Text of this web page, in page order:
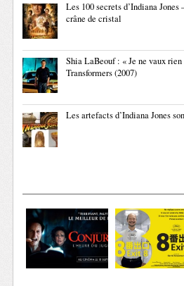
Les 100 secrets d’Indiana
crâne de cristal
Shia LaBeouf : « Je ne vaux
Transformers (2007)
Les artefacts d’Indiana Jones